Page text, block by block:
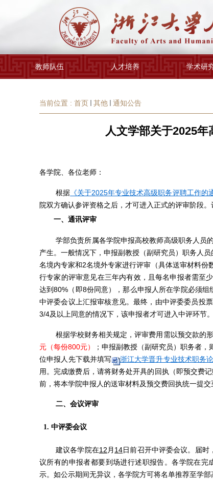
教师队伍 人才培养 学术研
当前位置 : 首页 其他 通知公告
人文学部关于2025
各学院、各位老师：
根据 《关于2025年专业技术高级职务评聘工作的
院双方确认参评资格之后，才可进入正式的评审阶段
一、通讯评审
学部负责所属各学院申报高校教师高级职务人员
产生。一般情况下，申报副教授（副研究员）职务人员
名境内专家和2名境外专家进行评审（具体送审材料份
行专家的评审意见在三年内有效，且每名申报者需至
达到80% （即8份同意），那么申报人所在学院必须组
中评委会议上汇报审核意见。最终，由中评委委员投
3/4及以上同意的情况下，该申报者才可进入中评环节。
根据学校财务相关规定，评审费用需以预交款的
元（每份800元） ；申报副教授（副研究员）职务者，
位申报人先下载并填写
浙江大学晋升专业技术职务
用。完成缴费后，请将财务处开具的回执（即预交费
前，将本学院申报人的送审材料及预交费回执统一提交
二、会议评审
1. 中评委会议
建议各学院在12 月 14日前召开中评委会议。届时
议所有的申报者都要到场进行述职报告。各学院在
示。如公示期间无异议，各学院方可将名单推荐至学部